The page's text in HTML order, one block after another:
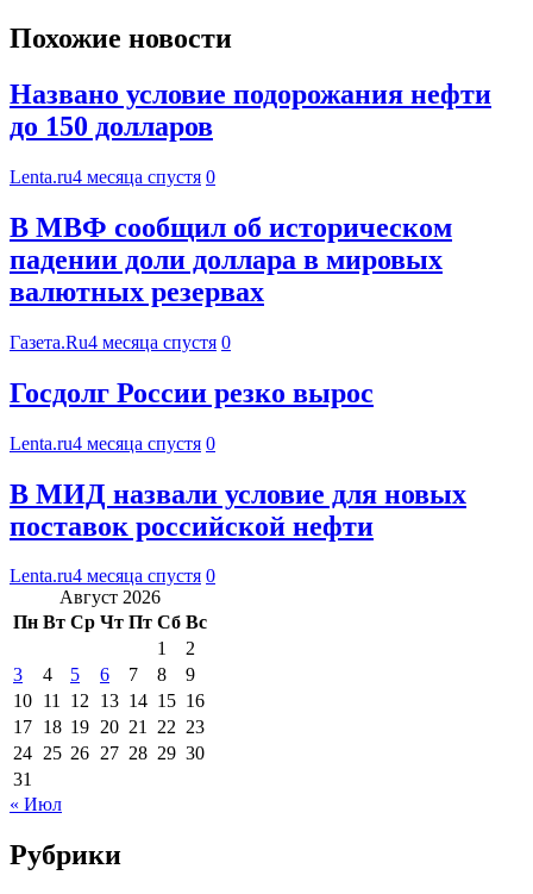
Похожие новости
Названо условие подорожания нефти
до 150 долларов
Lenta.ru4 месяца спустя 0
В МВФ сообщил об историческом
падении доли доллара в мировых
валютных резервах
Газета.Ru4 месяца спустя 0
Госдолг России резко вырос
Lenta.ru4 месяца спустя 0
В МИД назвали условие для новых
поставок российской нефти
Lenta.ru4 месяца спустя 0
Август 2026
Пн Вт Ср Чт Пт Сб Вс
1
2
3
4 5 6 7 8
9
10 11 12 13 14 15 16
17 18 19 20 21 22 23
24 25 26 27 28 29 30
31
« Июл
Рубрики